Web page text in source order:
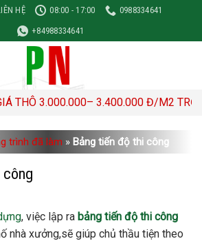
HỆ 08:00 - 17:00
0988334641
+84988334641
3.400.000 Đ/M2 TRỌN GÓI
trình đã làm » Bảng tiến độ thi công
, việc lập ra bảng tiến độ thi công
nhà xưởng,sẽ giúp chủ thầu tiện theo